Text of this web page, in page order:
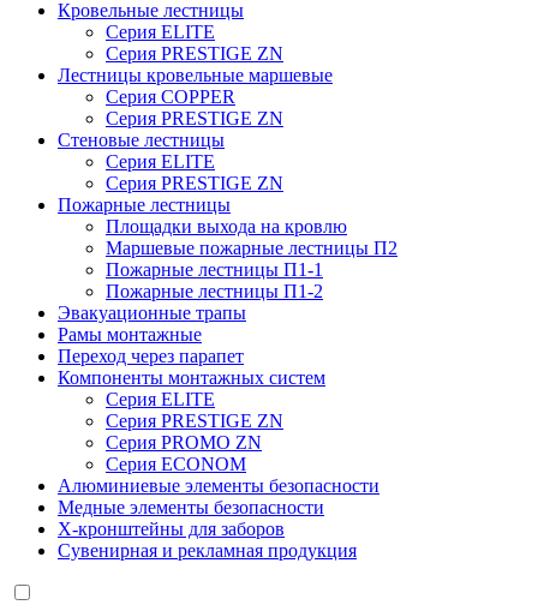
Кровельные лестницы
Серия ELITE
Серия PRESTIGE ZN
Лестницы кровельные маршевые
Серия COPPER
Серия PRESTIGE ZN
Стеновые лестницы
Серия ELITE
Серия PRESTIGE ZN
Пожарные лестницы
Площадки выхода на кровлю
Маршевые пожарные лестницы П2
Пожарные лестницы П1-1
Пожарные лестницы П1-2
Эвакуационные трапы
Рамы монтажные
Переход через парапет
Компоненты монтажных систем
Серия ELITE
Серия PRESTIGE ZN
Серия PROMO ZN
Серия ECONOM
Алюминиевые элементы безопасности
Медные элементы безопасности
X-кронштейны для заборов
Сувенирная и рекламная продукция